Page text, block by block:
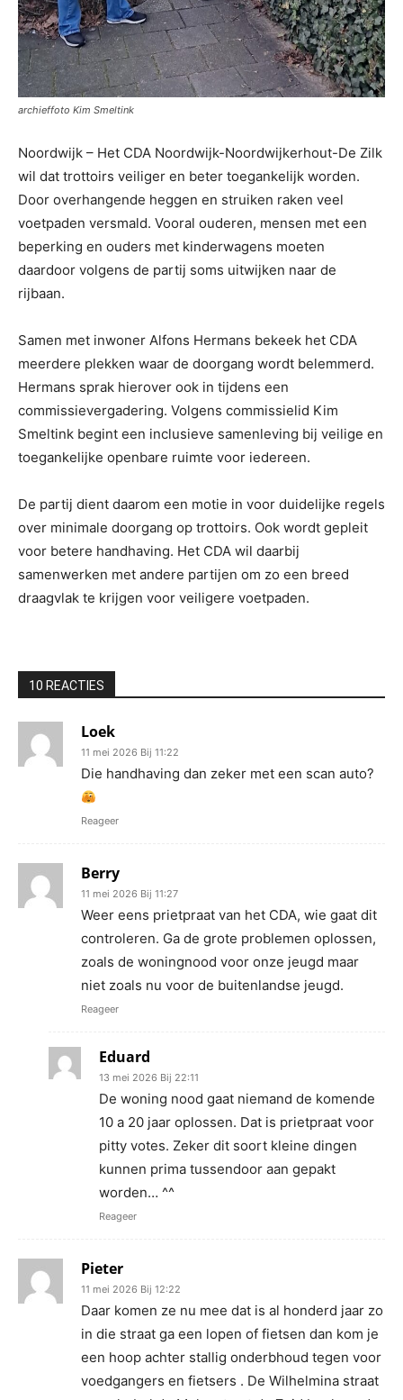
archieffoto Kim Smeltink
Noordwijk – Het CDA Noordwijk-Noordwijkerhout-De Zilk
wil dat trottoirs veiliger en beter toegankelijk worden.
Door overhangende heggen en struiken raken veel
voetpaden versmald. Vooral ouderen, mensen met een
beperking en ouders met kinderwagens moeten
daardoor volgens de partij soms uitwijken naar de
rijbaan.
Samen met inwoner Alfons Hermans bekeek het CDA
meerdere plekken waar de doorgang wordt belemmerd.
Hermans sprak hierover ook in tijdens een
commissievergadering. Volgens commissielid Kim
Smeltink begint een inclusieve samenleving bij veilige en
toegankelijke openbare ruimte voor iedereen.
De partij dient daarom een motie in voor duidelijke regels
over minimale doorgang op trottoirs. Ook wordt gepleit
voor betere handhaving. Het CDA wil daarbij
samenwerken met andere partijen om zo een breed
draagvlak te krijgen voor veiligere voetpaden.
10 REACTIES
Loek
11 mei 2026 Bij 11:22
Die handhaving dan zeker met een scan auto?
Reageer
Berry
11 mei 2026 Bij 11:27
Weer eens prietpraat van het CDA, wie gaat dit
controleren. Ga de grote problemen oplossen,
zoals de woningnood voor onze jeugd maar
niet zoals nu voor de buitenlandse jeugd.
Reageer
Eduard
13 mei 2026 Bij 22:11
De woning nood gaat niemand de komende
10 a 20 jaar oplossen. Dat is prietpraat voor
pitty votes. Zeker dit soort kleine dingen
kunnen prima tussendoor aan gepakt
worden… ^^
Reageer
Pieter
11 mei 2026 Bij 12:22
Daar komen ze nu mee dat is al honderd jaar zo
in die straat ga een lopen of fietsen dan kom je
een hoop achter stallig onderbhoud tegen voor
voedgangers en fietsers . De Wilhelmina straat